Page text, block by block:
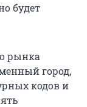
будет
рынка
город,
кодов и